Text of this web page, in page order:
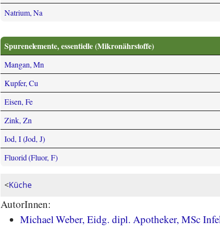
Natrium, Na
Spurenelemente, essentielle (Mikronährstoffe)
Mangan, Mn
Kupfer, Cu
Eisen, Fe
Zink, Zn
Iod, I (Jod, J)
Fluorid (Fluor, F)
<Küche
AutorInnen:
Michael Weber, Eidg. dipl. Apotheker, MSc